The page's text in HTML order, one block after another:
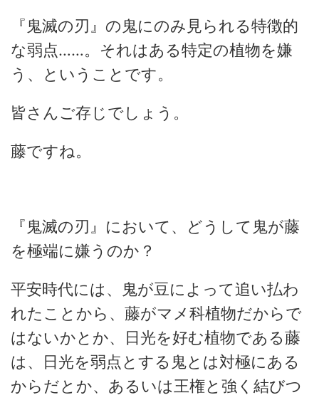
『鬼滅の刃』の鬼にのみ見られる特徴的
な弱点……。それはある特定の植物を嫌
う、ということです。
皆さんご存じでしょう。
藤ですね。
『鬼滅の刃』において、どうして鬼が藤
を極端に嫌うのか？
平安時代には、鬼が豆によって追い払わ
れたことから、藤がマメ科植物だからで
はないかとか、日光を好む植物である藤
は、日光を弱点とする鬼とは対極にある
からだとか、あるいは王権と強く結びつ